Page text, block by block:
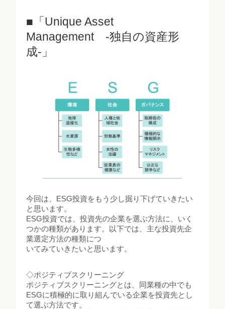
■「Unique Asset
Management -独自の資産形
成-」
今回は、ESG投資をもう少し掘り下げていきたい
と思います。
ESG投資では、投資先の企業を選ぶ方法に、いく
つかの種類があります。以下では、主な投資先企
業選定方法の種類につ
いてみていきたいと思います。
◇ポジティブスクリーニング
ポジティブスクリーニングとは、同業種の中でも
ESGに積極的に取り組んでいる企業を投資先とし
て選ぶ方法です。